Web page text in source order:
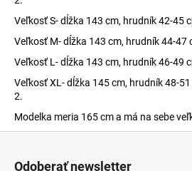
Veľkosť S- dĺžka 143 cm, hrudník 42-45
Veľkosť M- dĺžka 143 cm, hrudník 44-47
Veľkosť L- dĺžka 143 cm, hrudník 46-49
Veľkosť XL- dĺžka 145 cm, hrudník 48-
2.
Modelka meria 165 cm a má na sebe
Odoberať newsletter